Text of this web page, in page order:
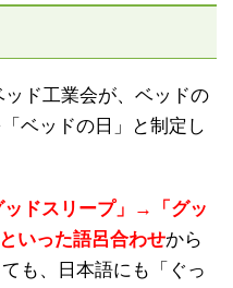
ド工業会が、ベッドの
ベッドの日」と制定し
ドスリープ」→「グッ
いった語呂合わせから
も、日本語にも「ぐっ